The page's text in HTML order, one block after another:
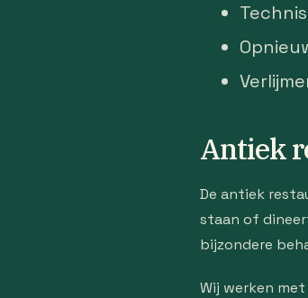
Antiek
De antiek
staan of
bijzondere
Wij werken